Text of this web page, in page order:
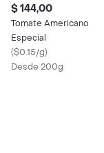
$ 144,00
Tomate Americano
Especial
($0.15/g)
Desde 200g